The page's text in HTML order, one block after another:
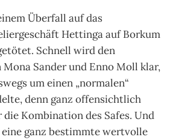
Überfall auf das
Hettinga auf Borkum
Schnell wird den
Sander und Enno Moll klar,
um einen „normalen“
denn ganz offensichtlich
die Kombination des Safes. Und
ganz bestimmte wertvolle